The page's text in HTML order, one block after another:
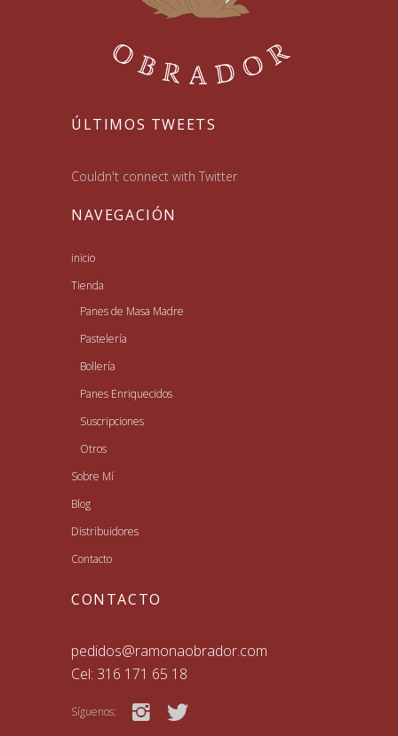
ÚLTIMOS TWEETS
Couldn't connect with Twitter
NAVEGACIÓN
inicio
Tienda
Panes de Masa Madre
Pastelería
Bollería
Panes Enriquecidos
Suscripciones
Otros
Sobre Mí
Blog
Distribuidores
Contacto
CONTACTO
pedidos@ramonaobrador.com
Cel: 316 171 65 18
Síguenos: